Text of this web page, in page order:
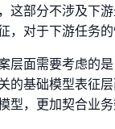
这部分不涉及下
对于下游任务的
层面需要考虑的
的基础模型表征
，更加契合业务